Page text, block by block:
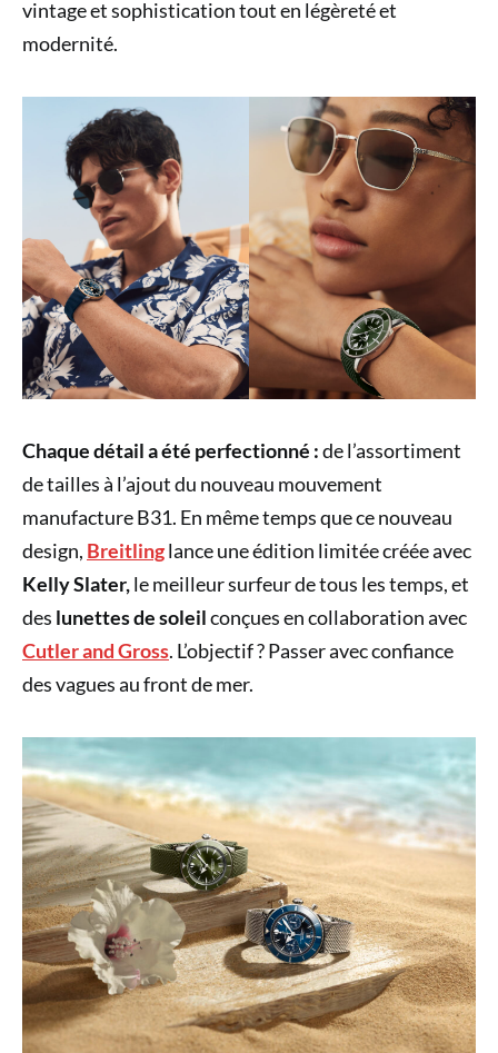
vintage et sophistication tout en légèreté et
modernité.
Chaque détail a été perfectionné :de l’assortiment
de tailles à l’ajout du nouveau mouvement
manufacture B31. En même temps que ce nouveau
design, Breitlinglance une édition limitée créée avec
Kelly Slater,le meilleur surfeur de tous les temps, et
des lunettes de soleilconçues en collaboration avec
Cutler and Gross. L’objectif ? Passer avec confiance
des vagues au front de mer.